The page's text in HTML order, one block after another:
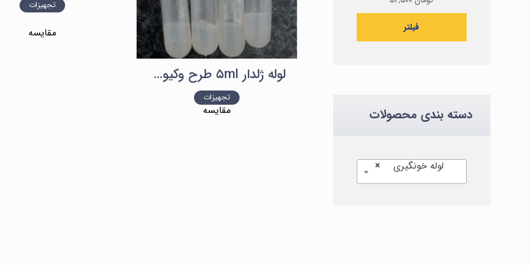
لوله ژلدار ۵ml طرح وکیوم تراستمد
تجهیزات
مقایسه
تجهیزات
مقایسه فیلتر
دسته بندی محصولات
× لوله خونگیری